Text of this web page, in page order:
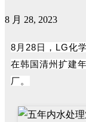
8 月 28, 2023
8月28日，LG化
在韩国清州扩建
厂。